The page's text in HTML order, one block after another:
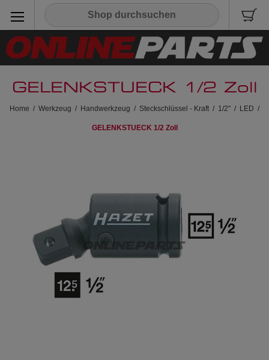
GELENKSTUECK 1/2 Zoll
Home / Werkzeug / Handwerkzeug / Steckschlüssel - Kraft / 1/2" / LED /
GELENKSTUECK 1/2 Zoll